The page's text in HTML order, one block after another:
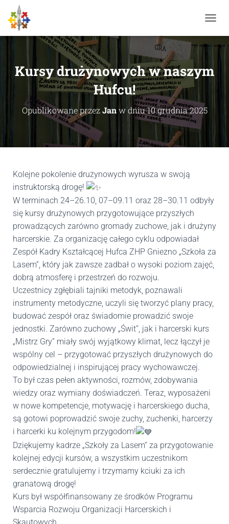
R
Z
Ą
Kursy drużynowych w naszym
Hufcu!
Opublikowane przezJanw dniu10 grudnia 2025
Kolejne pokolenie drużynowych wyrusza w swoją
instruktorską drogę!
W terminach 24–26.10, 07–09.11 oraz 28–30.11 odbyły
się kursy drużynowych przygotowujące przyszłych
prowadzących zarówno gromady zuchowe, jak i drużyny
harcerskie. Za organizację całego cyklu odpowiadał
Zespół Kadry Kształcącej Hufca ZHP Gniezno „Szkoła za
Lasem”, który jak zawsze zadbał o wysoki poziom zajęć,
dobrą atmosferę i przestrzeń do rozwoju.
Uczestnicy zgłębiali tajniki metodyk, poznawali
instrumenty metodyczne, uczyli się tworzyć plany pracy,
budować zespół oraz świadomie prowadzić swoje
jednostki. Zarówno zuchowy „Świt”, jak i harcerski kurs
„Mistrz Gry” miały swój wyjątkowy klimat, lecz łączył je
wspólny cel – przygotować przyszłych drużynowych do
odpowiedzialnej i inspirującej pracy wychowawczej.
To był czas pełen aktywności, rozmów, zdobywania
wiedzy oraz wymiany doświadczeń. Teraz, wyposażeni
w nowe kompetencje, motywację i harcerskiego ducha,
są gotowi poprowadzić swoje zuchy, zuchenki, harcerzy
i harcerki ku kolejnym przygodom!
Dziękujemy kadrze „Szkoły za Lasem” za przygotowanie
kolejnej edycji kursów, a wszystkim uczestnikom
serdecznie gratulujemy i trzymamy kciuki za ich
granatową drogę!
Kurs był współfinansowany ze środków Programu
Wsparcia Rozwoju Organizacji Harcerskich i
Skautowych.